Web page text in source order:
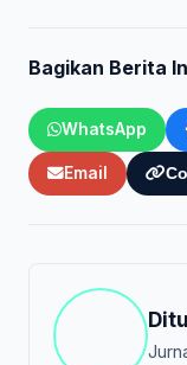
Bagikan Berita
WhatsApp
Email